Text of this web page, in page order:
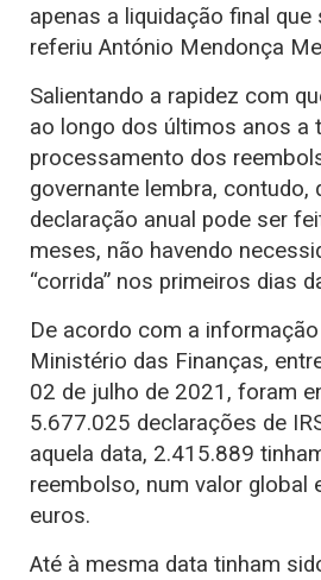
apenas a liquidação final que
referiu António Mendonça
Salientando a rapidez com
ao longo dos últimos anos a
processamento dos
governante lembra, contudo,
declaração anual pode ser
meses, não havendo
“corrida” nos primeiros dias
De acordo com a
Ministério das Finanças,
02 de julho de 2021, foram
5.677.025 declarações de
aquela data, 2.415.889
reembolso, num valor global
euros.
Até à mesma data tinham